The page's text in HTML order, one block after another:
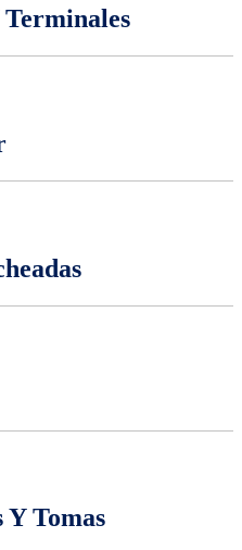
Terminales
Tomas